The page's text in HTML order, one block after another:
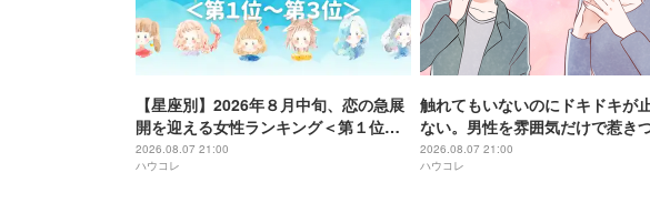
【星座別】2026年８月中旬、恋の急展
開を迎える女性ランキング＜第１位〜
第３位＞
2026.08.07 21:00
ハウコレ
触れてもいないのにドキドキが
ない。男性を雰囲気だけで惹き
女性の秘密♡
2026.08.07 21:00
ハウコレ